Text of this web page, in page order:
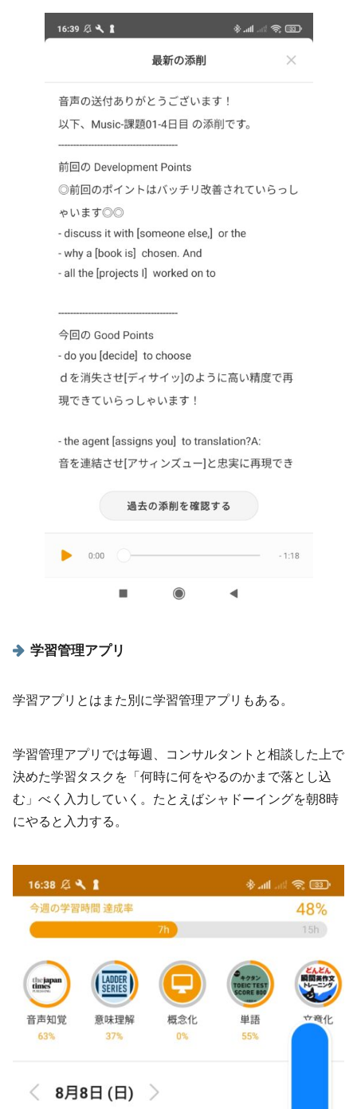
学習管理アプリ
学習アプリとはまた別に学習管理アプリもある。
学習管理アプリでは毎週、コンサルタントと相談した上で
決めた学習タスクを「何時に何をやるのかまで落とし込
む」べく入力していく。たとえばシャドーイングを朝8時
にやると入力する。